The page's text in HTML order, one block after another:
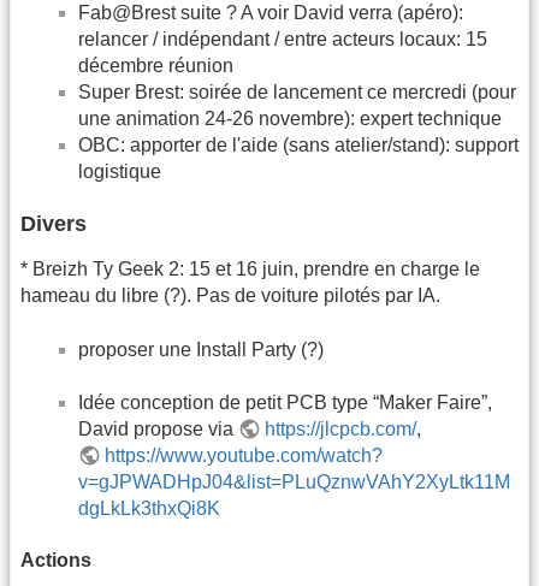
Fab@Brest suite ? A voir David verra (apéro):
relancer / indépendant / entre acteurs locaux: 15
décembre réunion
Super Brest: soirée de lancement ce mercredi (pour
une animation 24-26 novembre): expert technique
OBC: apporter de l'aide (sans atelier/stand): support
logistique
Divers
* Breizh Ty Geek 2: 15 et 16 juin, prendre en charge le
hameau du libre (?). Pas de voiture pilotés par IA.
proposer une Install Party (?)
Idée conception de petit PCB type “Maker Faire”,
David propose via
https://jlcpcb.com/,
https://www.youtube.com/watch?
v=gJPWADHpJ04&list=PLuQznwVAhY2XyLtk11M
dgLkLk3thxQi8K
Actions